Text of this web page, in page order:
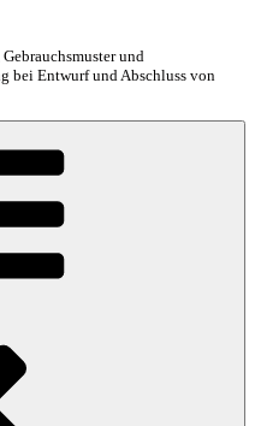
und
bei Entwurf und Abschluss von